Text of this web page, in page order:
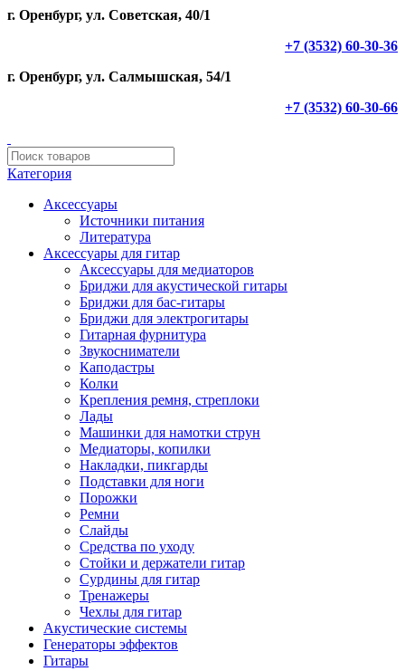
г. Оренбург, ул. Советская, 40/1
+7 (3532) 60-30-36
г. Оренбург, ул. Салмышская, 54/1
+7 (3532) 60-30-66
Категория
Аксессуары
Источники питания
Литература
Аксессуары для гитар
Аксессуары для медиаторов
Бриджи для акустической гитары
Бриджи для бас-гитары
Бриджи для электрогитары
Гитарная фурнитура
Звукосниматели
Каподастры
Колки
Крепления ремня, стреплоки
Лады
Машинки для намотки струн
Медиаторы, копилки
Накладки, пикгарды
Подставки для ноги
Порожки
Ремни
Слайды
Средства по уходу
Стойки и держатели гитар
Сурдины для гитар
Тренажеры
Чехлы для гитар
Акустические системы
Генераторы эффектов
Гитары